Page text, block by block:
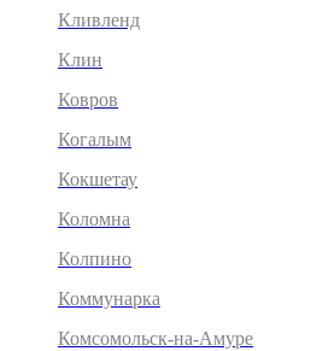
Кливленд
Клин
Ковров
Когалым
Кокшетау
Коломна
Колпино
Коммунарка
Комсомольск-на-Амуре